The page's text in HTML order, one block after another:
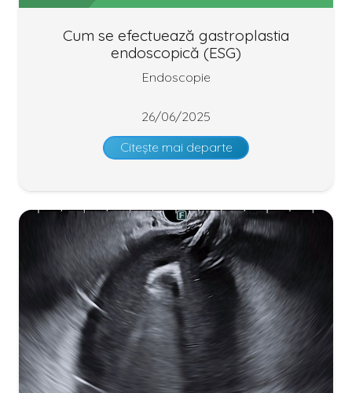
Cum se efectuează gastroplastia
endoscopică (ESG)
Endoscopie
26/06/2025
Citește mai departe